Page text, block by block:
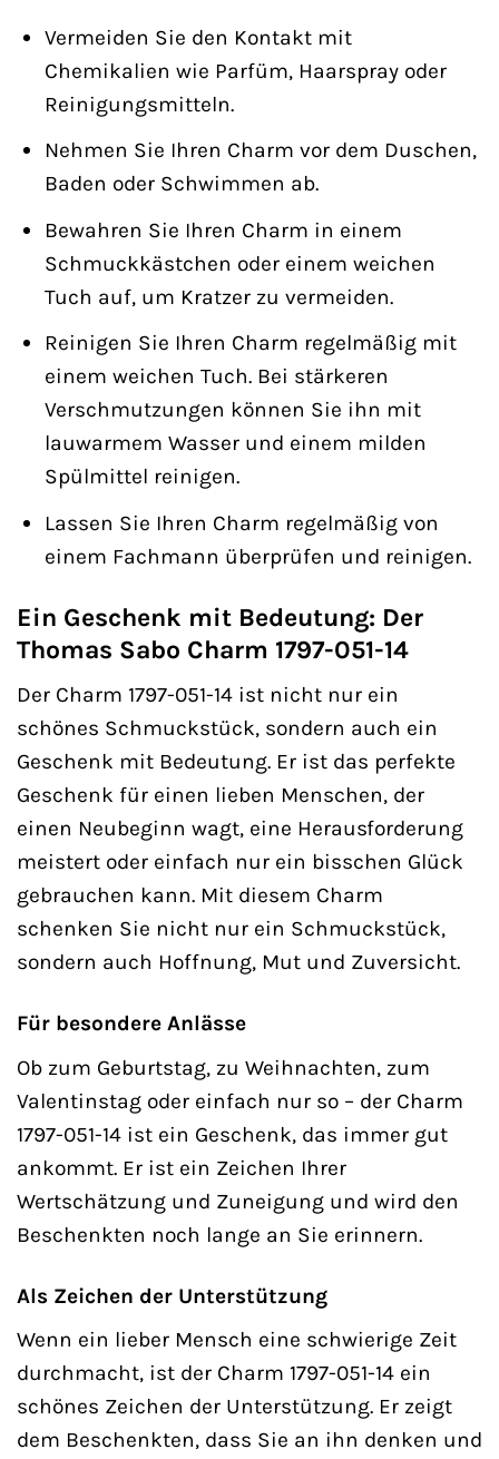
Vermeiden Sie den Kontakt mit
Chemikalien wie Parfüm, Haarspray oder
Reinigungsmitteln.
Nehmen Sie Ihren Charm vor dem Duschen,
Baden oder Schwimmen ab.
Bewahren Sie Ihren Charm in einem
Schmuckkästchen oder einem weichen
Tuch auf, um Kratzer zu vermeiden.
Reinigen Sie Ihren Charm regelmäßig mit
einem weichen Tuch. Bei stärkeren
Verschmutzungen können Sie ihn mit
lauwarmem Wasser und einem milden
Spülmittel reinigen.
Lassen Sie Ihren Charm regelmäßig von
einem Fachmann überprüfen und reinigen.
Ein Geschenk mit Bedeutung: Der
Thomas Sabo Charm 1797-051-14
Der Charm 1797-051-14 ist nicht nur ein
schönes Schmuckstück, sondern auch ein
Geschenk mit Bedeutung. Er ist das perfekte
Geschenk für einen lieben Menschen, der
einen Neubeginn wagt, eine Herausforderung
meistert oder einfach nur ein bisschen Glück
gebrauchen kann. Mit diesem Charm
schenken Sie nicht nur ein Schmuckstück,
sondern auch Hoffnung, Mut und Zuversicht.
Für besondere Anlässe
Ob zum Geburtstag, zu Weihnachten, zum
Valentinstag oder einfach nur so – der Charm
1797-051-14 ist ein Geschenk, das immer gut
ankommt. Er ist ein Zeichen Ihrer
Wertschätzung und Zuneigung und wird den
Beschenkten noch lange an Sie erinnern.
Als Zeichen der Unterstützung
Wenn ein lieber Mensch eine schwierige Zeit
durchmacht, ist der Charm 1797-051-14 ein
schönes Zeichen der Unterstützung. Er zeigt
dem Beschenkten, dass Sie an ihn denken und